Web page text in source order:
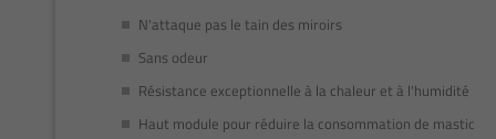
N'attaque pas le tain des miroirs
Sans odeur
Résistance exceptionnelle à la chaleur et à l'humidité
Haut module pour réduire la consommation de mastic